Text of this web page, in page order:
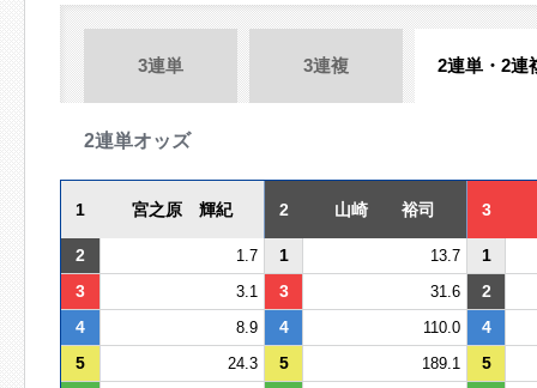
3連単 3連複 2連単・2連
2連単オッズ
1 宮之原 輝紀 2 山崎 裕司 3
2 1.7 1 13.7
1
3
3.1 3 31.6
2
4
8.9 4 110.0
4
5
24.3 5 189.1
5